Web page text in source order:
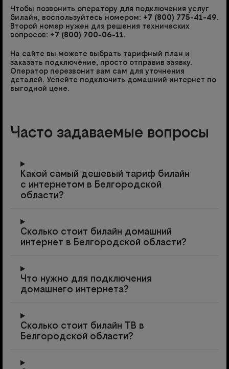
Чтобы позвонить оператору для подключения услуг
билайн, воспользуйтесь номером: +7 (800) 775-41-49.
Второй номер нужен для решения технических
вопросов: +7 (800) 700-06-11.
На сайте вы можете выбрать тарифный план и
заказать подключение, просто отправив заявку.
Оператор перезвонит вам сам для уточнения
деталей. Успейте подключить домашний интернет по
выгодной цене.
Часто задаваемые вопросы
Какой самый дешевый тариф билайн
с интернетом в Белгородской
области?
Сколько стоит билайн домашний
интернет в Белгородской области?
Что нужно для подключения
домашнего интернета?
Сколько стоит билайн ТВ в
Белгородской области?